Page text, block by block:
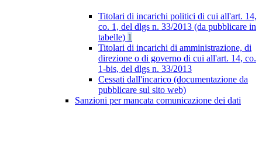
Titolari di incarichi politici di cui all'art. 14,
co. 1, del dlgs n. 33/2013 (da pubblicare in
tabelle) 1
Titolari di incarichi di amministrazione, di
direzione o di governo di cui all'art. 14, co.
1-bis, del dlgs n. 33/2013
Cessati dall'incarico (documentazione da
pubblicare sul sito web)
Sanzioni per mancata comunicazione dei dati